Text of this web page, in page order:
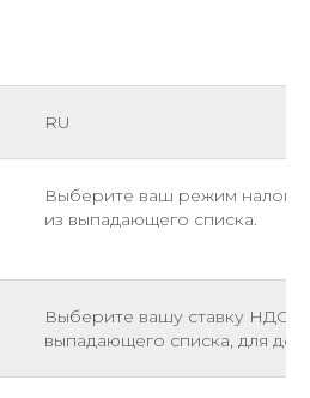
RU
Выберите ваш режим
из выпадающего списка.
Выберите вашу ставку НДС
выпадающего списка, для